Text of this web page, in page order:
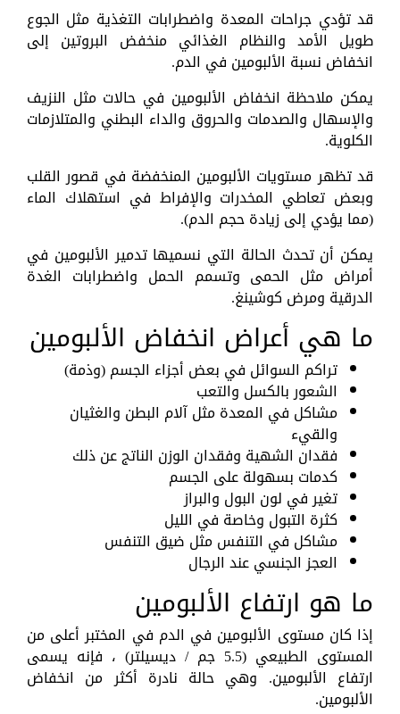
قد تؤدي جراحات المعدة واضطرابات التغذية مثل الجوع
طويل الأمد والنظام الغذائي منخفض البروتين إلى
انخفاض نسبة الألبومين في الدم.
يمكن ملاحظة انخفاض الألبومين في حالات مثل النزيف
والإسهال والصدمات والحروق والداء البطني والمتلازمات
الكلوية.
قد تظهر مستويات الألبومين المنخفضة في قصور القلب
وبعض تعاطي المخدرات والإفراط في استهلاك الماء
(مما يؤدي إلى زيادة حجم الدم).
يمكن أن تحدث الحالة التي نسميها تدمير الألبومين في
أمراض مثل الحمى وتسمم الحمل واضطرابات الغدة
الدرقية ومرض كوشينغ.
ما هي أعراض انخفاض الألبومين
تراكم السوائل في بعض أجزاء الجسم (وذمة)
الشعور بالكسل والتعب
مشاكل في المعدة مثل آلام البطن والغثيان
والقيء
فقدان الشهية وفقدان الوزن الناتج عن ذلك
كدمات بسهولة على الجسم
تغير في لون البول والبراز
كثرة التبول وخاصة في الليل
مشاكل في التنفس مثل ضيق التنفس
العجز الجنسي عند الرجال
ما هو ارتفاع الألبومين
إذا كان مستوى الألبومين في الدم في المختبر أعلى من
المستوى الطبيعي (5.5 جم / ديسيلتر) ، فإنه يسمى
ارتفاع الألبومين. وهي حالة نادرة أكثر من انخفاض
الألبومين.